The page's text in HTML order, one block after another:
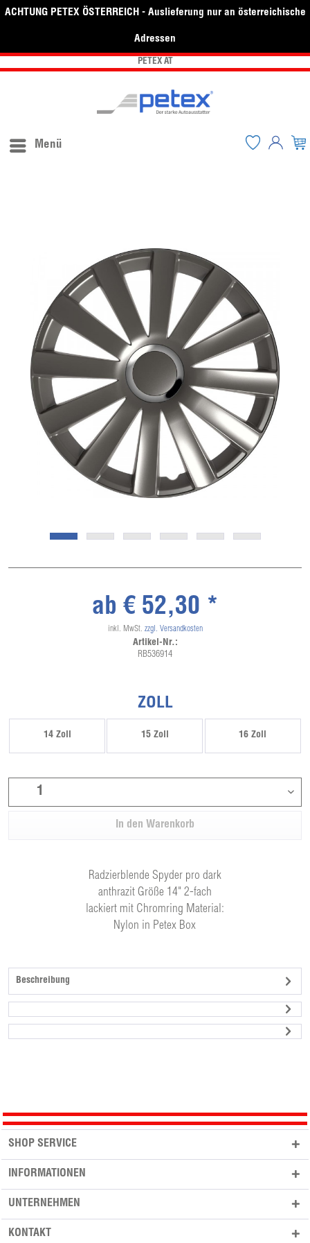
ACHTUNG PETEX ÖSTERREICH - Auslieferung nur an österreichische
Adressen
PETEX AT
Menü
Radzierblende Spyder pro dark
anthrazit Größe 14" 2-fach
lackiert mit Chromring Material:
Nylon in Petex Box
ZOLL
14 Zoll 15 Zoll 16 Zoll
In den Warenkorb
ab € 52,30 *
inkl. MwSt. zzgl. Versandkosten
Artikel-Nr.:
RB536914
Beschreibung
SHOP SERVICE
INFORMATIONEN
UNTERNEHMEN
KONTAKT